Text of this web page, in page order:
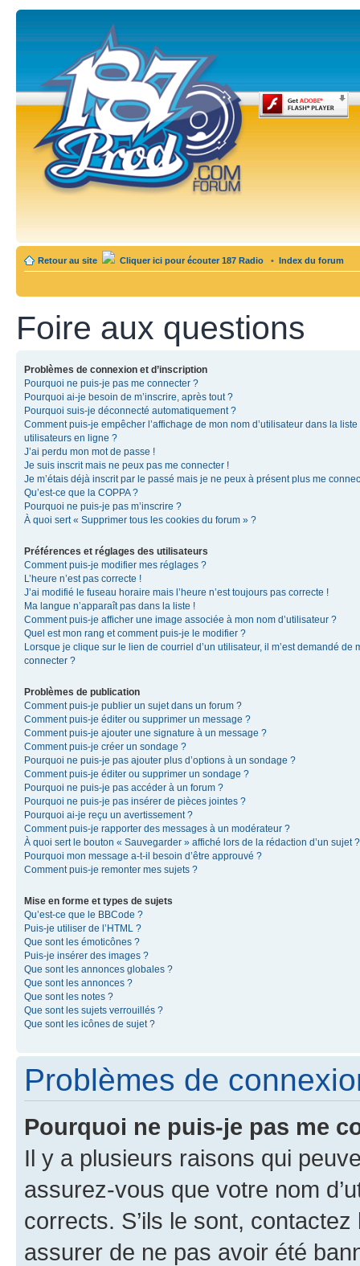
Retour au site Cliquer ici pour écouter 187 Radio • Index du forum
Foire aux questions
Problèmes de connexion et d’inscription
Pourquoi ne puis-je pas me connecter ?
Pourquoi ai-je besoin de m’inscrire, après tout ?
Pourquoi suis-je déconnecté automatiquement ?
Comment puis-je empêcher l’affichage de mon nom d’utilisateur dans la liste
utilisateurs en ligne ?
J’ai perdu mon mot de passe !
Je suis inscrit mais ne peux pas me connecter !
Je m’étais déjà inscrit par le passé mais je ne peux à présent plus me
Qu’est-ce que la COPPA ?
Pourquoi ne puis-je pas m’inscrire ?
À quoi sert « Supprimer tous les cookies du forum » ?
Préférences et réglages des utilisateurs
Comment puis-je modifier mes réglages ?
L’heure n’est pas correcte !
J’ai modifié le fuseau horaire mais l’heure n’est toujours pas correcte !
Ma langue n’apparaît pas dans la liste !
Comment puis-je afficher une image associée à mon nom d’utilisateur ?
Quel est mon rang et comment puis-je le modifier ?
Lorsque je clique sur le lien de courriel d’un utilisateur, il m’est demandé de
connecter ?
Problèmes de publication
Comment puis-je publier un sujet dans un forum ?
Comment puis-je éditer ou supprimer un message ?
Comment puis-je ajouter une signature à un message ?
Comment puis-je créer un sondage ?
Pourquoi ne puis-je pas ajouter plus d’options à un sondage ?
Comment puis-je éditer ou supprimer un sondage ?
Pourquoi ne puis-je pas accéder à un forum ?
Pourquoi ne puis-je pas insérer de pièces jointes ?
Pourquoi ai-je reçu un avertissement ?
Comment puis-je rapporter des messages à un modérateur ?
À quoi sert le bouton « Sauvegarder » affiché lors de la rédaction d’un sujet ?
Pourquoi mon message a-t-il besoin d’être approuvé ?
Comment puis-je remonter mes sujets ?
Mise en forme et types de sujets
Qu’est-ce que le BBCode ?
Puis-je utiliser de l’HTML ?
Que sont les émoticônes ?
Puis-je insérer des images ?
Que sont les annonces globales ?
Que sont les annonces ?
Que sont les notes ?
Que sont les sujets verrouillés ?
Que sont les icônes de sujet ?
Problèmes de
Pourquoi ne puis-je pas me
Il y a plusieurs raisons qui
assurez-vous que votre nom
corrects. S’ils le sont,
assurer de ne pas avoir été